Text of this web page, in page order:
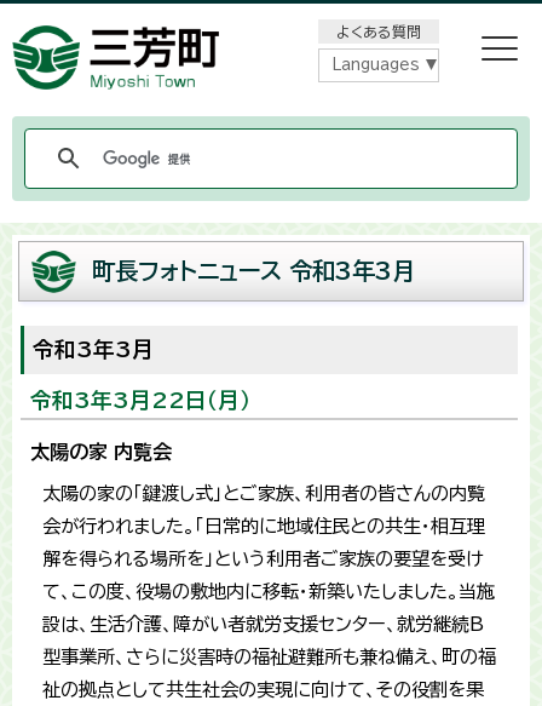
よくある質問
Languages
町長フォトニュース 令和3年3月
令和3年3月
令和3年3月22日（月）
太陽の家 内覧会
太陽の家の「鍵渡し式」とご家族、利用者の皆さんの内覧
会が行われました。「日常的に地域住民との共生・相互理
解を得られる場所を」という利用者ご家族の要望を受け
て、この度、役場の敷地内に移転・新築いたしました。当施
設は、生活介護、障がい者就労支援センター、就労継続B
型事業所、さらに災害時の福祉避難所も兼ね備え、町の福
祉の拠点として共生社会の実現に向けて、その役割を果